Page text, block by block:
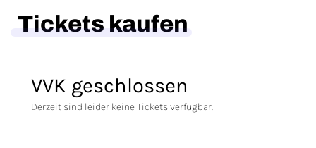
Tickets kaufen
VVK geschlossen
Derzeit sind leider keine Tickets verfügbar.